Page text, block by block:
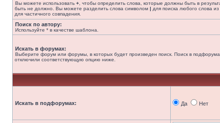
Вы можете использовать + , чтобы определить слова, которые должны быть в
быть не должно. Вы можете разделить слова символом | для поиска любого слова из
для частичного совпадения.
Поиск по автору:
Используйте * в качестве шаблона.
Искать в форумах:
Выберите форум или форумы, в которых будет произведен поиск. Поиск в
отключили соответствующую опцию ниже.
Искать в подфорумах: Да Нет